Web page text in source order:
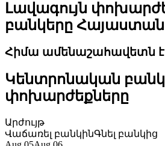
Լավագույն
բանկերը
Հիմա ամենաշահավետն է
Կենտրոնական
փոխարժեքները
Արժույթ
Վաճառել բանկինԳնել բանկից